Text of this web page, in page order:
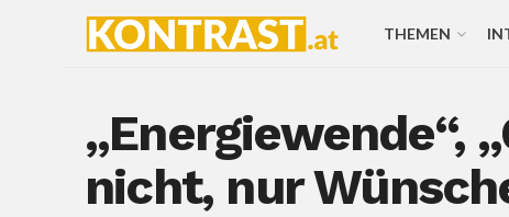
THEMEN
„Energiewende“,
nicht, nur